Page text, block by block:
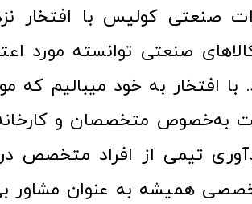
با افتخار به خود میبالیم که
صنعت به‌خصوص متخصصان و
تیمی از افراد متخصص در
همیشه به عنوان مشاور